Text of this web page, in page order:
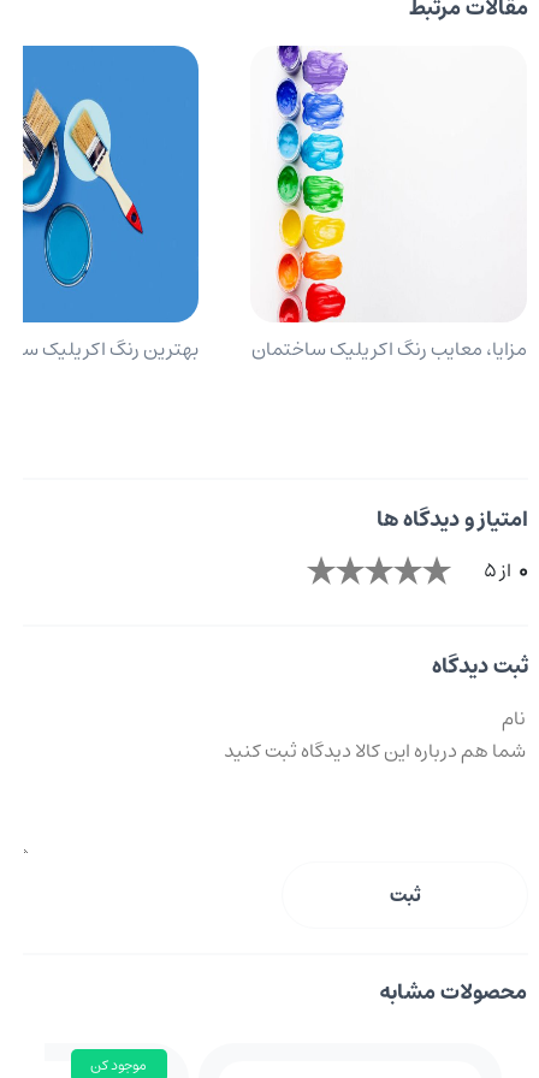
مقالات مرتبط
مزایا، معایب رنگ اکریلیک ساختمان بهترین رنگ اکریلیک
امتیاز و دیدگاه ها
0 از 5
ثبت دیدگاه
ثبت
محصولات مشابه
موجود کن